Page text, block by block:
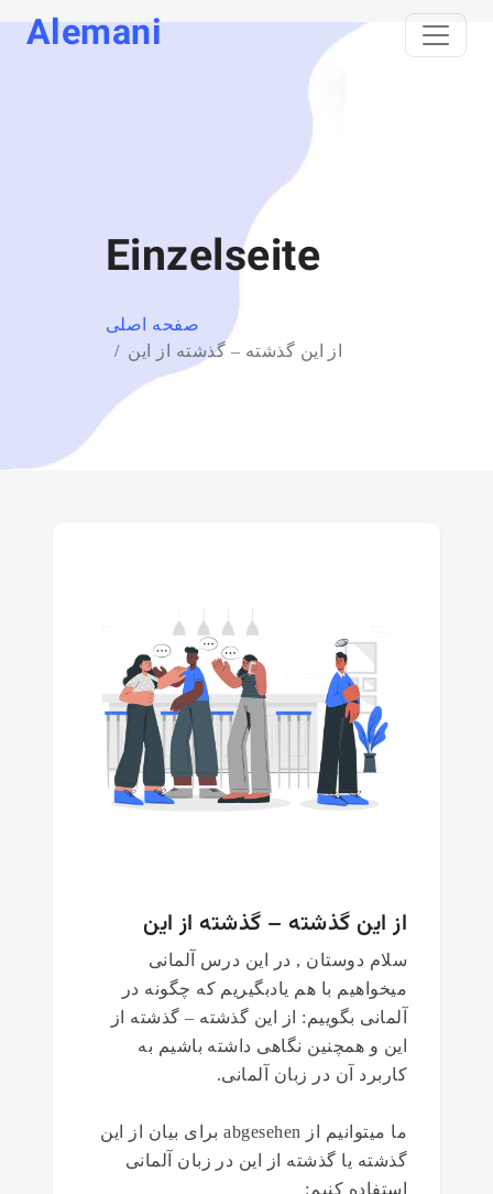
Alemani
Einzelseite
صفحه اصلی
از این گذشته – گذشته از این
از این گذشته – گذشته از این
سلام دوستان , در این درس آلمانی
میخواهیم با هم یادبگیریم که چگونه در
آلمانی بگوییم: از این گذشته – گذشته از
این و همچنین نگاهی داشته باشیم به
کاربرد آن در زبان آلمانی.
ما میتوانیم از abgesehen برای بیان از این
گذشته یا گذشته از این در زبان آلمانی
استفاده کنیم: